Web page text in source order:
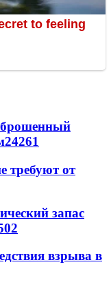
24261
требуют от
запас
взрыва в